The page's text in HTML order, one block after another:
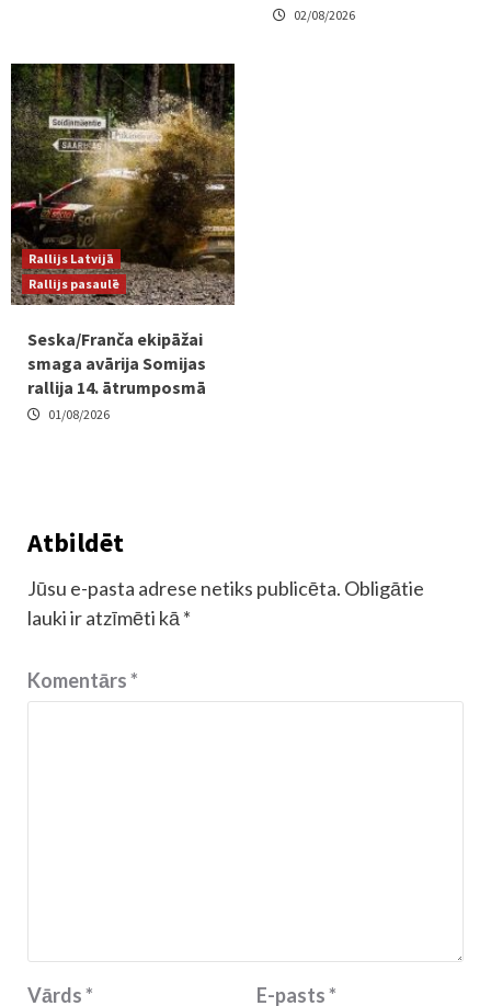
02/08/2026
Rallijs Latvijā
Rallijs pasaulē
Seska/Franča ekipāžai
smaga avārija Somijas
rallija 14. ātrumposmā
01/08/2026
Atbildēt
Jūsu e-pasta adrese netiks publicēta. Obligātie
lauki ir atzīmēti kā *
Komentārs*
Vārds* E-pasts*